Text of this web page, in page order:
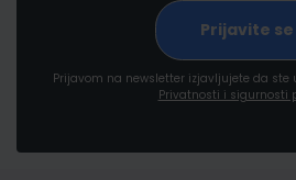
Prijavom na newsletter izjavljujete da ste
Privatnosti i sigurnosti